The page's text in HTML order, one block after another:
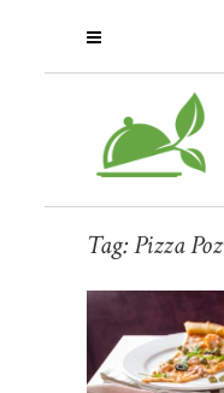
Tag:Pizza